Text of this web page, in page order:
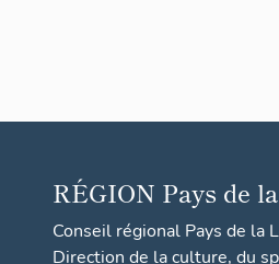
RÉGION Pays de
Conseil régional Pays de la
Direction de la culture, du